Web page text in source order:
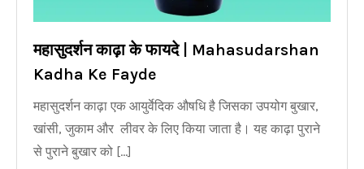
महासुदर्शन काढ़ा के फायदे | Mahasudarshan
Kadha Ke Fayde
महासुदर्शन काढ़ा एक आयुर्वेदिक औषधि है जिसका उपयोग बुखार,
खांसी, जुकाम और लीवर के लिए किया जाता है। यह काढ़ा पुराने
से पुराने बुखार को […]